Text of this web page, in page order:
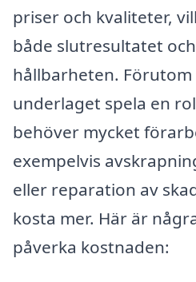
priser och kvaliteter,
både slutresultatet
hållbarheten.
underlaget spela en
behöver mycket
exempelvis
eller reparation av
kosta mer. Här är
påverka kostnaden: